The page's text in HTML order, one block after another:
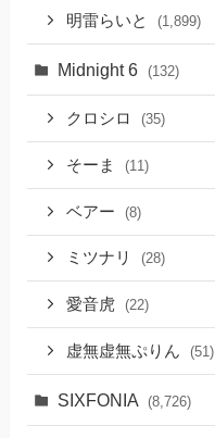
明雷らいと (1,899)
Midnight 6 (132)
クロシロ (35)
そーま (11)
ベアー (8)
ミツナリ (28)
愛音虎 (22)
虚無虚無ぷりん (51)
SIXFONIA (8,726)